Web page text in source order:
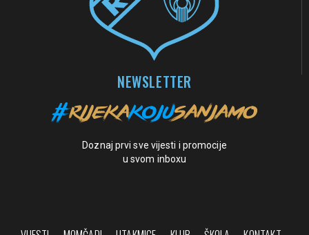
NEWSLETTER
Doznaj prvi sve vijesti i promocije
u svom inboxu